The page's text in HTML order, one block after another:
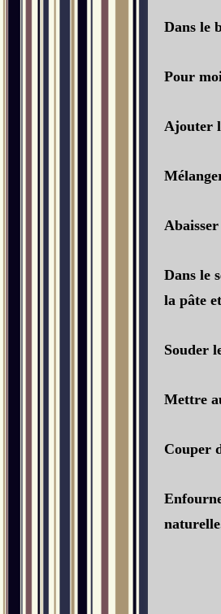
Dans le
Pour
Ajouter
Dans le
la pâte
Souder
Mettre
Couper